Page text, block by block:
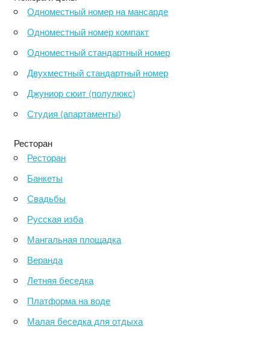
Одноместный номер на мансарде
Одноместный номер компакт
Одноместный стандартный номер
Двухместный стандартный номер
Джуниор сюит (полулюкс)
Студия (апартаменты)
Ресторан
Ресторан
Банкеты
Свадьбы
Русская изба
Мангальная площадка
Веранда
Летняя беседка
Платформа на воде
Малая беседка для отдыха